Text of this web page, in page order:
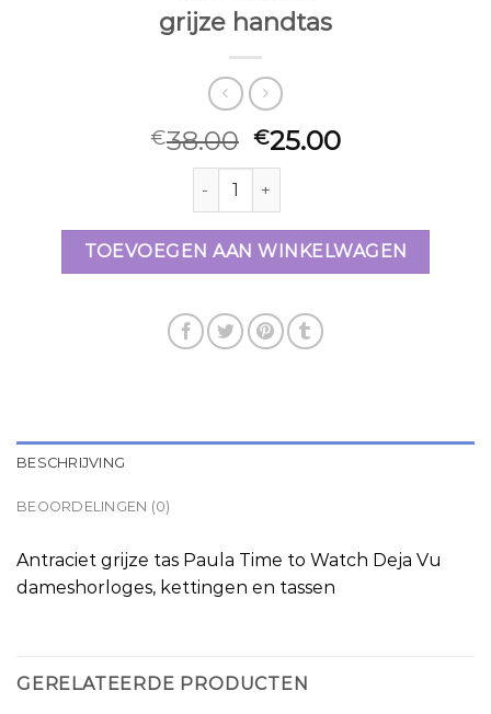
grijze handtas
€38.00 €25.00
grijze handtas aantal
TOEVOEGEN AAN WINKELWAGEN
BESCHRIJVING
BEOORDELINGEN (0)
Antraciet grijze tas Paula Time to Watch Deja Vu
dameshorloges, kettingen en tassen
GERELATEERDE PRODUCTEN